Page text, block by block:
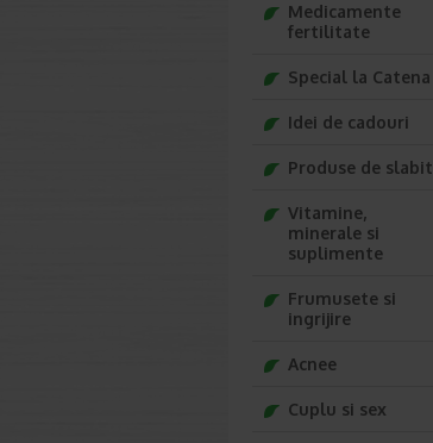
Medicamente
fertilitate
Special la Catena
Idei de cadouri
Produse de slabit
Vitamine,
minerale si
suplimente
Frumusete si
ingrijire
Acnee
Cuplu si sex